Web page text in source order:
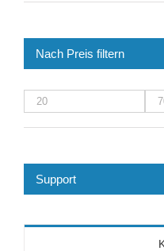
Nach Preis filtern
Min.
Preis
Max.
Preis
Support